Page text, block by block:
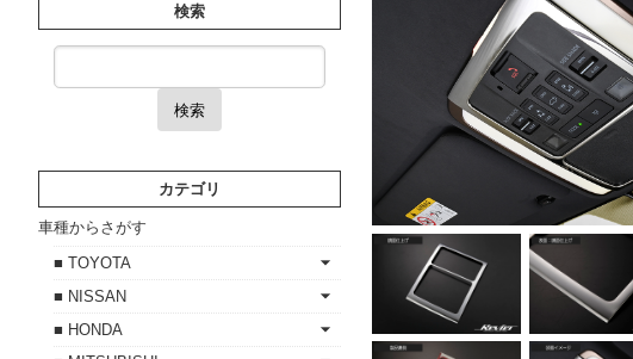
検索
検索
カテゴリ
車種からさがす
■ TOYOTA
■ NISSAN
■ HONDA